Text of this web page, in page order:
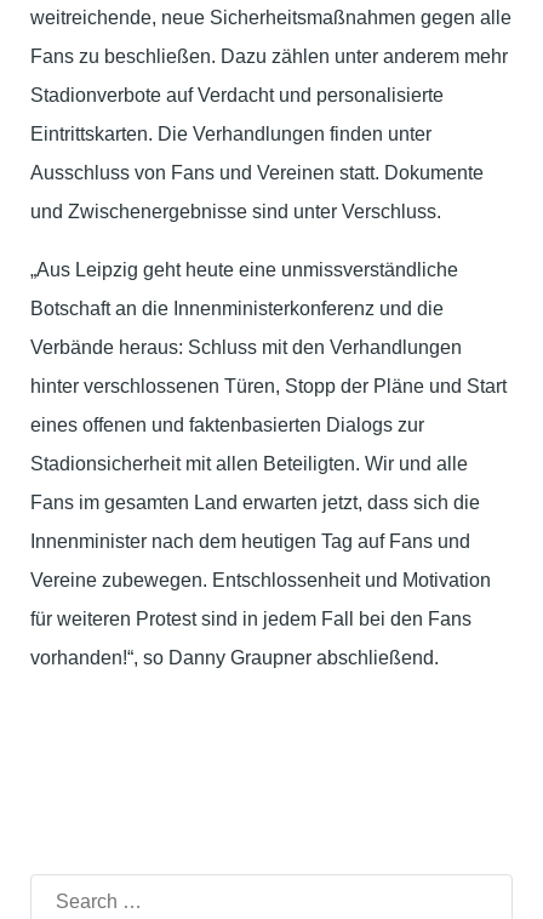
weitreichende, neue Sicherheitsmaßnahmen gegen alle
Fans zu beschließen. Dazu zählen unter anderem mehr
Stadionverbote auf Verdacht und personalisierte
Eintrittskarten. Die Verhandlungen finden unter
Ausschluss von Fans und Vereinen statt. Dokumente
und Zwischenergebnisse sind unter Verschluss.
„Aus Leipzig geht heute eine unmissverständliche
Botschaft an die Innenministerkonferenz und die
Verbände heraus: Schluss mit den Verhandlungen
hinter verschlossenen Türen, Stopp der Pläne und Start
eines offenen und faktenbasierten Dialogs zur
Stadionsicherheit mit allen Beteiligten. Wir und alle
Fans im gesamten Land erwarten jetzt, dass sich die
Innenminister nach dem heutigen Tag auf Fans und
Vereine zubewegen. Entschlossenheit und Motivation
für weiteren Protest sind in jedem Fall bei den Fans
vorhanden!“, so Danny Graupner abschließend.
Search